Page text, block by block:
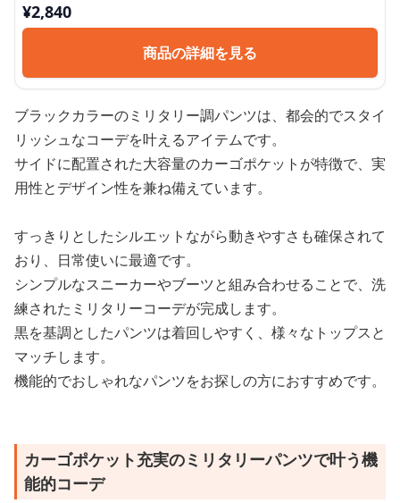
¥2,840
商品の詳細を見る
ブラックカラーのミリタリー調パンツは、都会的でスタイ
リッシュなコーデを叶えるアイテムです。
サイドに配置された大容量のカーゴポケットが特徴で、実
用性とデザイン性を兼ね備えています。
すっきりとしたシルエットながら動きやすさも確保されて
おり、日常使いに最適です。
シンプルなスニーカーやブーツと組み合わせることで、洗
練されたミリタリーコーデが完成します。
黒を基調としたパンツは着回しやすく、様々なトップスと
マッチします。
機能的でおしゃれなパンツをお探しの方におすすめです。
カーゴポケット充実のミリタリーパンツで叶う機
能的コーデ